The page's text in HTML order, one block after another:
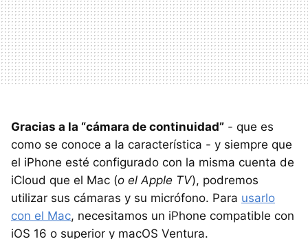
Gracias a la “cámara de continuidad” - que es
como se conoce a la característica - y siempre que
el iPhone esté configurado con la misma cuenta de
iCloud que el Mac (o el Apple TV), podremos
utilizar sus cámaras y su micrófono. Para usarlo
con el Mac, necesitamos un iPhone compatible con
iOS 16 o superior y macOS Ventura.